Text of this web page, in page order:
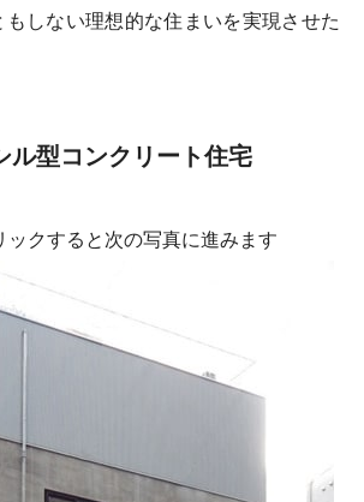
もしない理想的な住まいを実現させた
ル型コンクリート住宅
ックすると次の写真に進みます